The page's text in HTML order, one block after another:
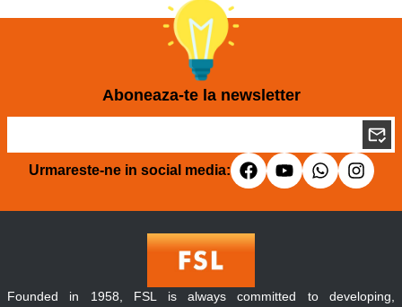
Aboneaza-te la newsletter
Urmareste-ne in social media:
Founded in 1958, FSL is always committed to developing,